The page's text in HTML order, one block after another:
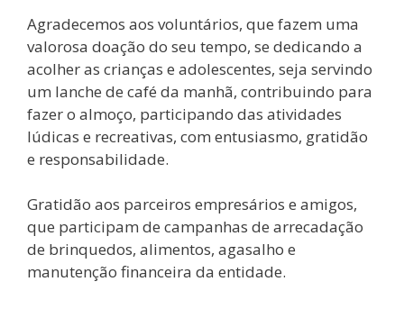
Agradecemos aos voluntários, que fazem uma
valorosa doação do seu tempo, se dedicando a
acolher as crianças e adolescentes, seja servindo
um lanche de café da manhã, contribuindo para
fazer o almoço, participando das atividades
lúdicas e recreativas, com entusiasmo, gratidão
e responsabilidade.
Gratidão aos parceiros empresários e amigos,
que participam de campanhas de arrecadação
de brinquedos, alimentos, agasalho e
manutenção financeira da entidade.